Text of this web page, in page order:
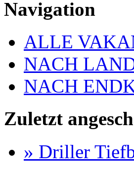
Navigation
ALLE
NACH
NACH
Zuletzt
» Driller